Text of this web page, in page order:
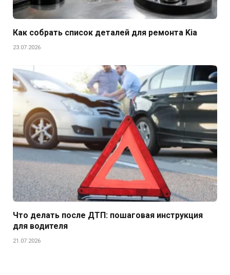
Как собрать список деталей для ремонта Kia
23.07.2026
Что делать после ДТП: пошаговая инструкция
для водителя
21.07.2026